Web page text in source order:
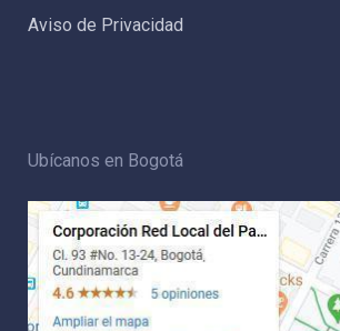
Aviso de Privacidad
Ubícanos en Bogotá